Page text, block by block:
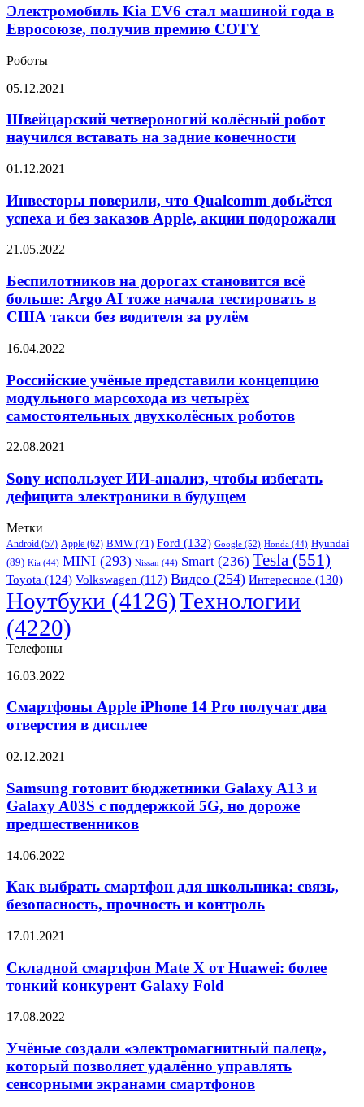
будет
доступен
полностью
сгорел
после
зарядки
EV6
стал
машиной
в
Евросоюзе,
получив
премию
COTY
Электромобиль Kia EV6 стал машиной года в
Евросоюзе, получив премию COTY
Роботы
Швейцарский
колёсный
научился
на
конечности
05.12.2021
Швейцарский четвероногий колёсный робот
научился вставать на задние конечности
Инвесторы
что
Qualcomm
добьётся
и
заказов
Apple,
акции
01.12.2021
Инвесторы поверили, что Qualcomm добьётся
успеха и без заказов Apple, акции подорожали
Беспилотников
дорогах
становится
всё
больше:
AI
начала
тестировать
в
США
без
за
рулём
21.05.2022
Беспилотников на дорогах становится всё
больше: Argo AI тоже начала тестировать в
США такси без водителя за рулём
Российские
представили
концепцию
модульного
марсохода
четырёх
двухколёсных
роботов
16.04.2022
Российские учёные представили концепцию
модульного марсохода из четырёх
самостоятельных двухколёсных роботов
Sony
ИИ-
анализ,
чтобы
дефицита
электроники
в
будущем
22.08.2021
Sony использует ИИ-анализ, чтобы избегать
дефицита электроники в будущем
Метки
Android (57) Apple (62) BMW (71) Ford (132) Google (52) Honda (44) Hyundai
(89) Kia (44) MINI (293) Nissan (44) Smart (236) Tesla (551)
Toyota (124) Volkswagen (117) Видео (254) Интересное (130)
Ноутбуки (4126)Технологии
(4220)
Телефоны
Смартфоны
iPhone
Pro
два
в
дисплее
16.03.2022
Смартфоны Apple iPhone 14 Pro получат два
отверстия в дисплее
Samsung
бюджетники
Galaxy
A13
и
A03S
поддержкой
5G,
дороже
02.12.2021
Samsung готовит бюджетники Galaxy A13 и
Galaxy A03S с поддержкой 5G, но дороже
предшественников
Как
смартфон
для
школьника:
безопасность,
и
контроль
14.06.2022
Как выбрать смартфон для школьника: связь,
безопасность, прочность и контроль
Складной
Mate
X
от
более
конкурент
Galaxy
Fold
17.01.2021
Складной смартфон Mate X от Huawei: более
тонкий конкурент Galaxy Fold
Учёные
«электромагнитный
палец»,
который
позволяет удалённо
17.08.2022
Учёные создали «электромагнитный палец»,
который позволяет удалённо управлять
сенсорными экранами смартфонов